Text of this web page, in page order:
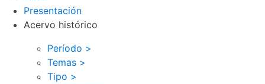
Presentación
Acervo histórico
Período >
Temas >
Tipo >